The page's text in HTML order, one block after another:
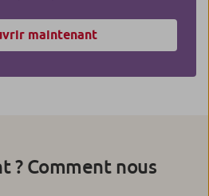
maintenant
? Comment nous